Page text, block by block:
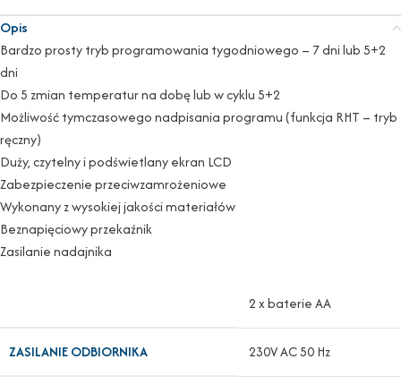
Opis
Bardzo prosty tryb programowania tygodniowego – 7 dni lub 5+2
dni
Do 5 zmian temperatur na dobę lub w cyklu 5+2
Możliwość tymczasowego nadpisania programu (funkcja RHT – tryb
ręczny)
Duży, czytelny i podświetlany ekran LCD
Zabezpieczenie przeciwzamrożeniowe
Wykonany z wysokiej jakości materiałów
Beznapięciowy przekaźnik
Zasilanie nadajnika
2 x baterie AA
ZASILANIE ODBIORNIKA 230V AC 50 Hz